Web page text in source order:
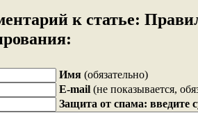
к статье:
Имя (обязательно)
E-mail (не показывается,
Защита от спама: введите